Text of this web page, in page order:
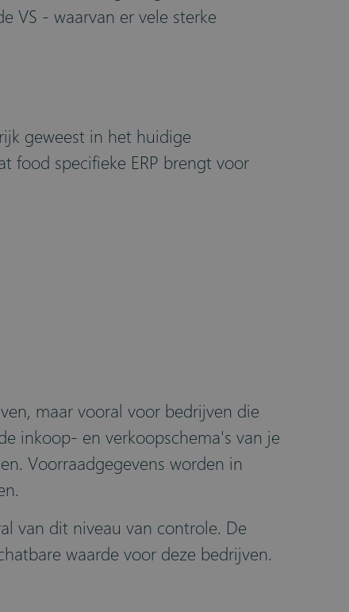
VS - waarvan er vele sterke
geweest in het huidige
food specifieke ERP brengt voor
maar vooral voor bedrijven die
inkoop- en verkoopschema's van je
Voorraadgegevens worden in
van dit niveau van controle. De
waarde voor deze bedrijven.